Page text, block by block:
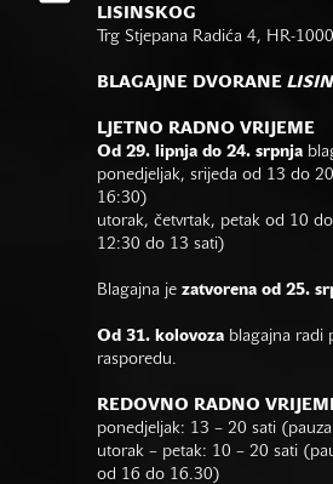
LISINSKOG
Trg Stjepana Radića 4, HR-
BLAGAJNE DVORANE
LJETNO RADNO VRIJEME
Od 29. lipnja do 24. srpnja
ponedjeljak, srijeda od 13 do
16:30)
utorak, četvrtak, petak od 10
12:30 do 13 sati)
Blagajna je zatvorena od 25.
Od 31. kolovoza blagajna radi
rasporedu.
REDOVNO RADNO
ponedjeljak: 13 – 20 sati
utorak – petak: 10 – 20 sati
od 16 do 16.30)